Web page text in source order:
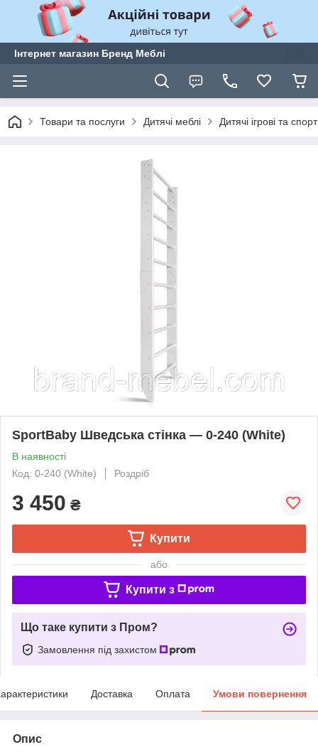
Інтернет магазин Бренд Меблі
Товари та послуги Дитячі меблі Дитячі ігрові та
SportBaby Шведська стінка — 0-240 (White)
В наявності
Код: 0-240 (White)
Роздріб
3 450 ₴
Купити
або
Купити з
Що таке купити з Пром?
Замовлення під захистом
Доставка Оплата Умови повернення
Опис